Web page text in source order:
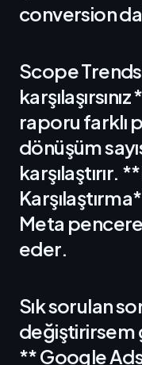
conversion
Scope
raporu farklı
dönüşüm
karşılaştırır.
Meta
eder.
Sık sorulan
değiştirirsem
** Google